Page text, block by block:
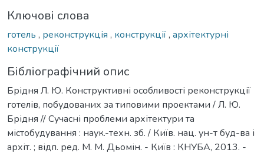
Ключові слова
готель , реконструкція , конструкції, архітектурні
конструкції
Бібліографічний опис
Брідня Л. Ю. Конструктивні особливості реконструкції
готелів, побудованих за типовими проектами / Л. Ю.
Брідня // Сучасні проблеми архітектури та
містобудування : наук.-техн. зб. / Київ. нац. ун-т буд-ва і
архіт. ; відп. ред. М. М. Дьомін. - Київ : КНУБА, 2013. -